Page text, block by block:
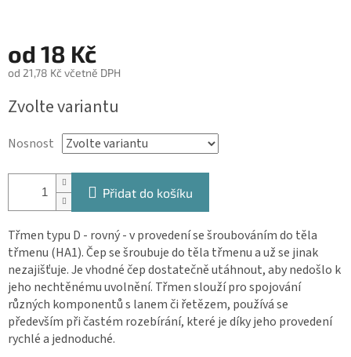
od 18 Kč
od 21,78 Kč včetně DPH
cena:
Zvolte variantu
Nosnost
Přidat do košíku
Třmen typu D - rovný - v provedení se šroubováním do těla
třmenu (HA1). Čep se šroubuje do těla třmenu a už se jinak
nezajišťuje. Je vhodné čep dostatečně utáhnout, aby nedošlo k
jeho nechtěnému uvolnění. Třmen slouží pro spojování
různých komponentů s lanem či řetězem, používá se
především při častém rozebírání, které je díky jeho provedení
rychlé a jednoduché.